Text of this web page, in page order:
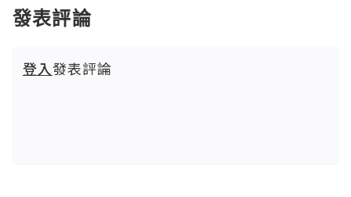
發表評論
登入發表評論